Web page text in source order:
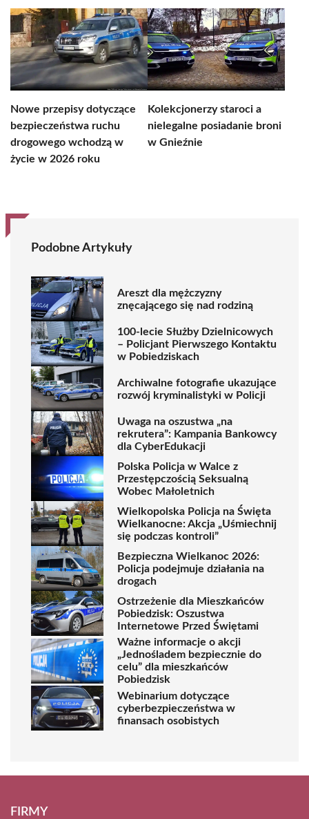
Nowe przepisy dotyczące
bezpieczeństwa ruchu
drogowego wchodzą w
życie w 2026 roku
Kolekcjonerzy staroci a
nielegalne posiadanie broni
w Gnieźnie
Podobne Artykuły
Areszt dla mężczyzny
znęcającego się nad rodziną
100-lecie Służby Dzielnicowych
– Policjant Pierwszego Kontaktu
w Pobiedziskach
Archiwalne fotografie ukazujące
rozwój kryminalistyki w Policji
Uwaga na oszustwa „na
rekrutera”: Kampania Bankowcy
dla CyberEdukacji
Polska Policja w Walce z
Przestępczością Seksualną
Wobec Małoletnich
Wielkopolska Policja na Święta
Wielkanocne: Akcja „Uśmiechnij
się podczas kontroli”
Bezpieczna Wielkanoc 2026:
Policja podejmuje działania na
drogach
Ostrzeżenie dla Mieszkańców
Pobiedzisk: Oszustwa
Internetowe Przed Świętami
Ważne informacje o akcji
„Jednośladem bezpiecznie do
celu” dla mieszkańców
Pobiedzisk
Webinarium dotyczące
cyberbezpieczeństwa w
finansach osobistych
FIRMY